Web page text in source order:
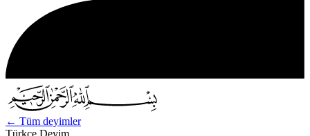
← Tüm deyimler
Türkçe Deyim